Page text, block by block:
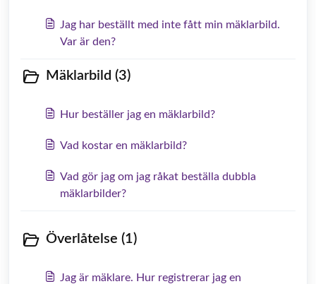
Jag har beställt med inte fått min mäklarbild.
Var är den?
Mäklarbild (3)
Hur beställer jag en mäklarbild?
Vad kostar en mäklarbild?
Vad gör jag om jag råkat beställa dubbla
mäklarbilder?
Överlåtelse (1)
Jag är mäklare. Hur registrerar jag en